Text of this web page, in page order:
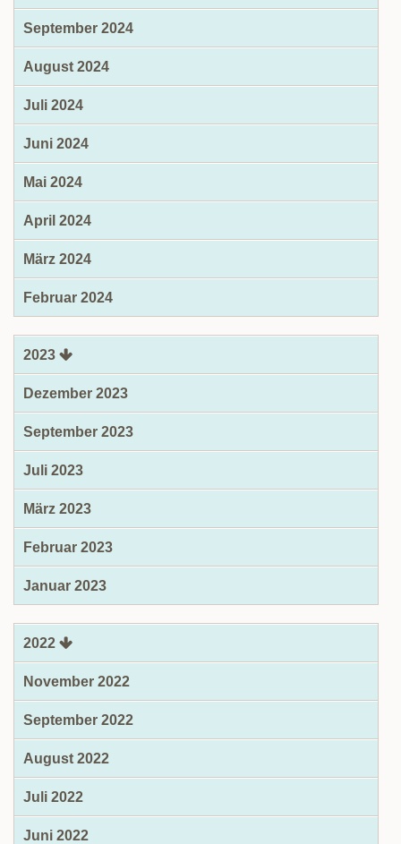
September 2024
August 2024
Juli 2024
Juni 2024
Mai 2024
April 2024
März 2024
Februar 2024
2023
Dezember 2023
September 2023
Juli 2023
März 2023
Februar 2023
Januar 2023
2022
November 2022
September 2022
August 2022
Juli 2022
Juni 2022